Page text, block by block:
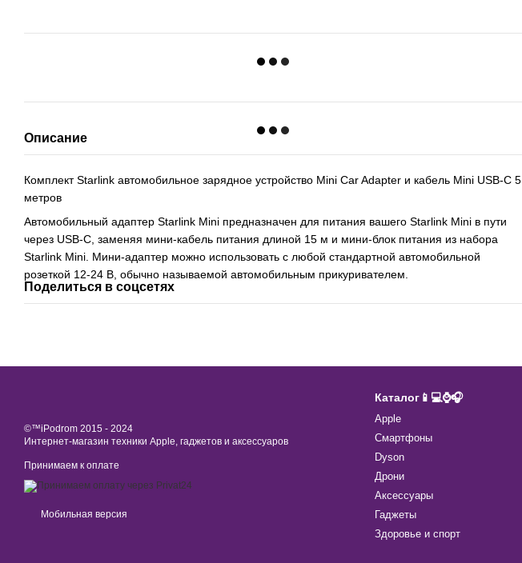
Описание
Комплект Starlink автомобильное зарядное устройство Mini Car Adapter и кабель Mini USB-C 5
метров
Автомобильный адаптер Starlink Mini предназначен для питания вашего Starlink Mini в пути
через USB-C, заменяя мини-кабель питания длиной 15 м и мини-блок питания из набора
Starlink Mini. Мини-адаптер можно использовать с любой стандартной автомобильной
розеткой 12-24 В, обычно называемой автомобильным прикуривателем.
Поделиться в соцсетях
©™iPodrom 2015 - 2024
Интернет-магазин техники Apple, гаджетов и аксессуаров
Принимаем к оплате
Мобильная версия
Каталог📱💻⌚️🎧
Apple
Смартфоны
Dyson
Дрони
Аксессуары
Гаджеты
Здоровье и спорт